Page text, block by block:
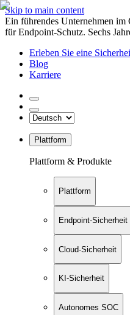
Skip to main content
Ein führendes Unternehmen
für Endpoint-Schutz. Sechs
Erleben Sie eine
Blog
Karriere
Plattform
Plattform & Produkte
Plattform
Endpoint-Sicherheit
Cloud-Sicherheit
KI-Sicherheit
Autonomes SOC